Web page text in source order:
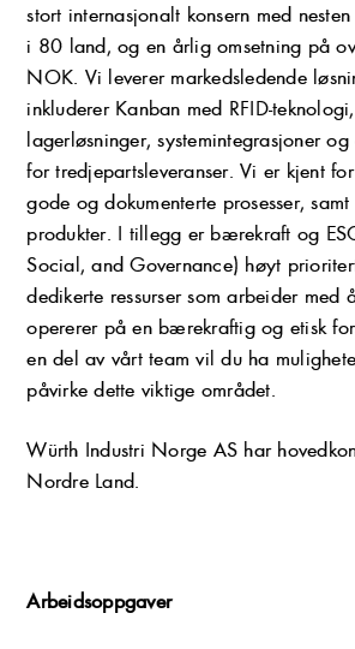
stort internasjonalt konsern med
i 80 land, og en årlig omsetning på
NOK. Vi leverer markedsledende
inkluderer Kanban med RFID-
lagerløsninger, systemintegrasjoner
for tredjepartsleveranser. Vi er kjent
gode og dokumenterte prosesser,
produkter. I tillegg er bærekraft og
Social, and Governance) høyt
dedikerte ressurser som arbeider med
opererer på en bærekraftig og etisk
en del av vårt team vil du ha
påvirke dette viktige området.
Würth Industri Norge AS har
Nordre Land.
Arbeidsoppgaver